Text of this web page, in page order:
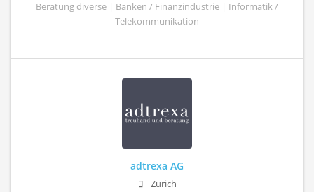
Beratung diverse | Banken / Finanzindustrie | Informatik /
Telekommunikation
adtrexa AG
Zürich